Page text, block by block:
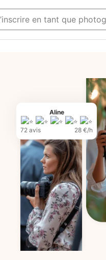
en tant que
Aline
72 avis 28 €/h